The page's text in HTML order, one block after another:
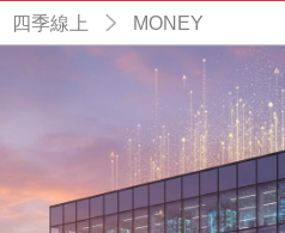
四季線上 MONEY